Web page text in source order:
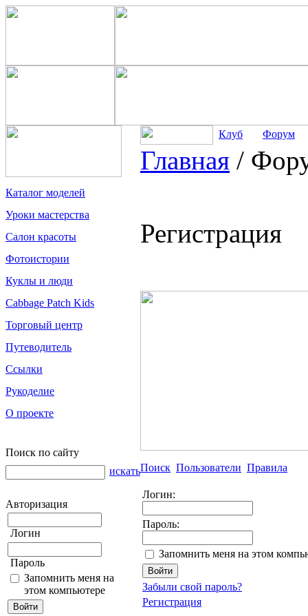
Каталог моделей
Уроки мастерства
Салон красоты
Фотоистории
Куклы и люди
Cabbage Patch Kids
Торговый центр
Путеводитель
Ссылки
Рукоделие
О проекте
Поиск по сайту
искать
Авторизация
Логин
Пароль
Запомнить меня на
этом компьютере
Клуб Форум
Главная /
Регистрация
Поиск Пользователи Правила
Логин:
Пароль:
Запомнить меня на этом
Забыли свой пароль?
Регистрация